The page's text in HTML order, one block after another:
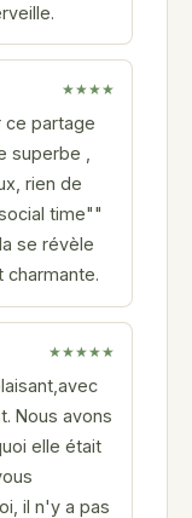
★★★★
ce partage
superbe ,
rien de
time""
se révèle
charmante.
★★★★★
Nous avons
elle était
il n'y a pas